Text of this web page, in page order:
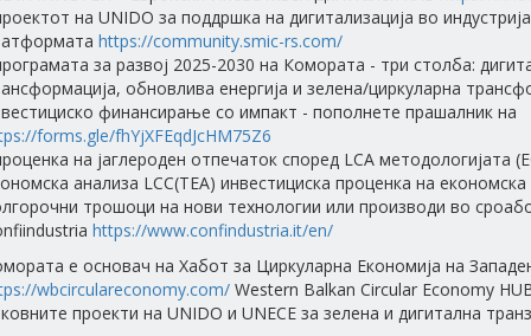
на UNIDO за поддршка на дигитализација во
https://community.smic-rs.com/
за развој 2025-2030 на Комората - три столба:
обновлива енергија и зелена/циркуларна
финансирање со импакт - пополнете прашалник на
forms.gle/fhYjXFEqdJcHM75Z6
на јаглероден отпечаток според LCA методологијата
анализа LCC(TEA) инвестициска проценка на
трошоци на нови технологии или производи во
https://www.confindustria.it/en/
е основач на Хабот за Циркуларна Економија на
wbcirculareconomy.com/ Western Balkan Circular Economy
проекти на UNIDO и UNECE за зелена и дигитална